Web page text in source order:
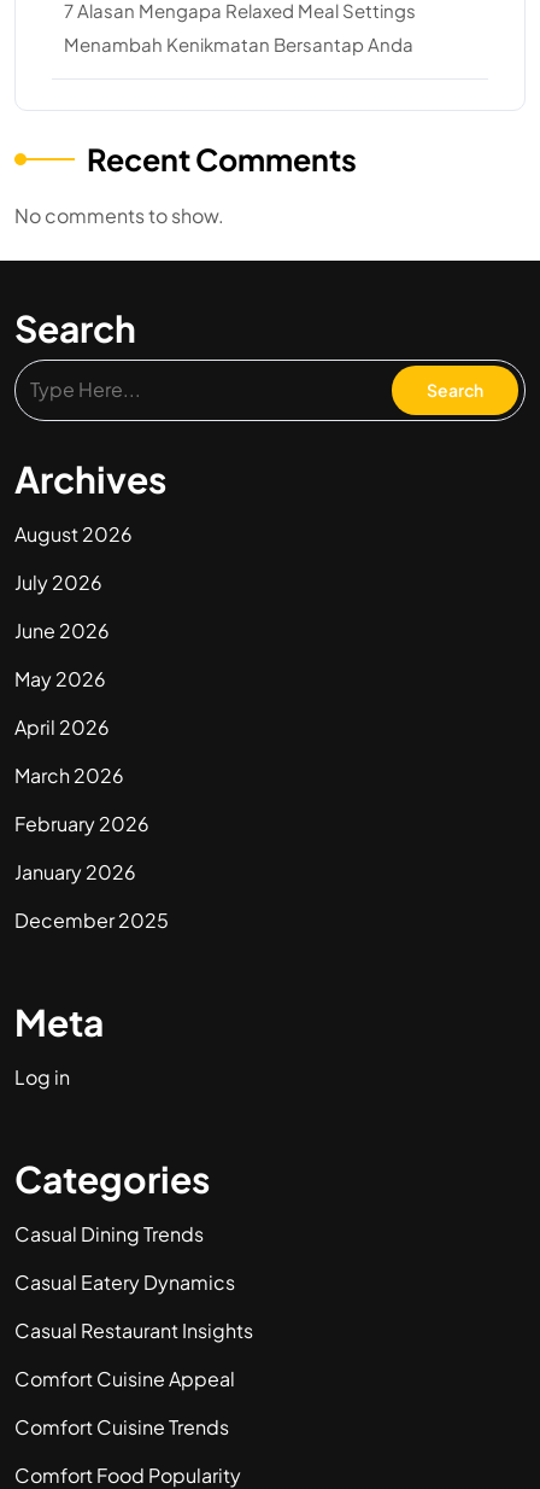
7 Alasan Mengapa Relaxed Meal Settings
Menambah Kenikmatan Bersantap Anda
Recent Comments
No comments to show.
Search
Archives
August 2026
July 2026
June 2026
May 2026
April 2026
March 2026
February 2026
January 2026
December 2025
Meta
Log in
Categories
Casual Dining Trends
Casual Eatery Dynamics
Casual Restaurant Insights
Comfort Cuisine Appeal
Comfort Cuisine Trends
Comfort Food Popularity